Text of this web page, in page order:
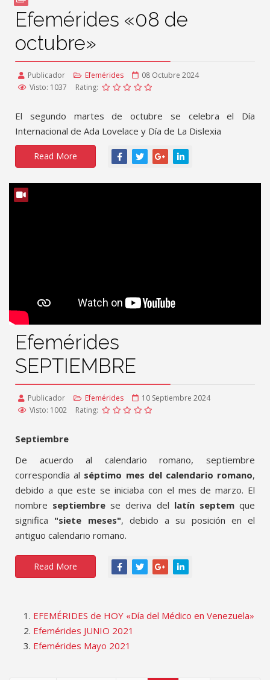
Efemérides «08 de
octubre»
Publicador Efemérides
08 Octubre 2024
Visto: 1037
Rating:
El segundo martes de octubre se celebra el Día
Internacional de Ada Lovelace y Día de La Dislexia
Read More
Efemérides
SEPTIEMBRE
Publicador Efemérides
10 Septiembre 2024
Visto: 1002
Rating:
Septiembre
De acuerdo al calendario romano, septiembre
correspondía al séptimo mes del calendario romano,
debido a que este se iniciaba con el mes de marzo. El
nombre septiembre se deriva del latín septemque
significa "siete meses", debido a su posición en el
antiguo calendario romano.
Read More
EFEMÉRIDES de HOY «Día del Médico en Venezuela»
Efemérides JUNIO 2021
Efemérides Mayo 2021